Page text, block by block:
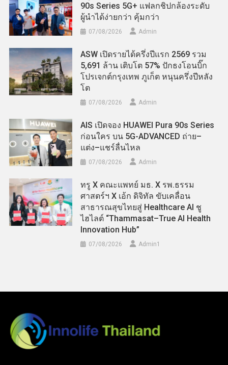
90s Series 5G+ แฟลกชิปกล้องระดับ
ผู้นำได้ง่ายกว่า คุ้มกว่า
07/08/2026 Admin
ASW เปิดรายได้ครึ่งปีแรก 2569 รวม
5,691 ล้าน เติบโต 57% ปักธงโอนบิ๊ก
โปรเจกต์กรุงเทพ ภูเก็ต หนุนครึ่งปีหลัง
โต
07/08/2026 Admin
AIS เปิดจอง HUAWEI Pura 90s Series
ก่อนใคร บน 5G-ADVANCED ถ่าย–
แต่ง–แชร์ลื่นไหล
07/08/2026 Admin
ทรู X คณะแพทย์ มธ. X รพ.ธรรม
ศาสตร์ฯ X เอ้ก ดิจิทัล ขับเคลื่อน
สาธารณสุขไทยสู่ Healthcare AI ชู
ไฮไลต์ “Thammasat–True AI Health
Innovation Hub”
07/08/2026 Admin​1